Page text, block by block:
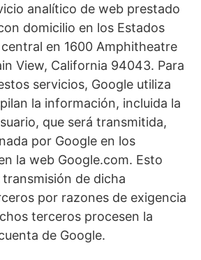
analítico de web prestado
domicilio en los Estados
en 1600 Amphitheatre
View, California 94043. Para
servicios, Google utiliza
la información, incluida la
que será transmitida,
por Google en los
la web Google.com. Esto
de dicha
por razones de exigencia
terceros procesen la
de Google.